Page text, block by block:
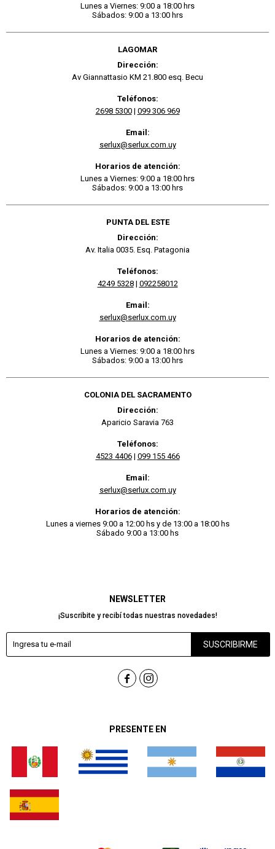
PRESENTE EN
NEWSLETTER
¡Suscribite y recibí todas nuestras novedades!
SUSCRIBIRME
 
Lunes a Viernes: 9:00 a 18:00 hrs
Sábados: 9:00 a 13:00 hrs
LAGOMAR
Dirección:
Av Giannattasio KM 21.800 esq. Becu
Teléfonos:
2698 5300| 099 306 969
Email:
serlux@serlux.com.uy
Horarios de atención:
Lunes a Viernes: 9:00 a 18:00 hrs
Sábados: 9:00 a 13:00 hrs
PUNTA DEL ESTE
Dirección:
Av. Italia 0035. Esq. Patagonia
Teléfonos:
4249 5328| 092258012
Email:
serlux@serlux.com.uy
Horarios de atención:
Lunes a Viernes: 9:00 a 18:00 hrs
Sábados: 9:00 a 13:00 hrs
COLONIA DEL SACRAMENTO
Dirección:
Aparicio Saravia 763
Teléfonos:
4523 4406| 099 155 466
Email:
serlux@serlux.com.uy
Horarios de atención:
Lunes a viernes 9:00 a 12:00 hs y de 13:00 a 18:00 hs
Sábado 9:00 a 13:00 hs